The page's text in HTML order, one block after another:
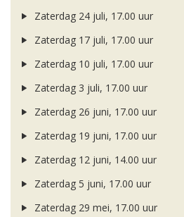
Zaterdag 24 juli, 17.00 uur
Zaterdag 17 juli, 17.00 uur
Zaterdag 10 juli, 17.00 uur
Zaterdag 3 juli, 17.00 uur
Zaterdag 26 juni, 17.00 uur
Zaterdag 19 juni, 17.00 uur
Zaterdag 12 juni, 14.00 uur
Zaterdag 5 juni, 17.00 uur
Zaterdag 29 mei, 17.00 uur